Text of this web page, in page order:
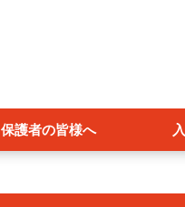
保護者の皆様へ